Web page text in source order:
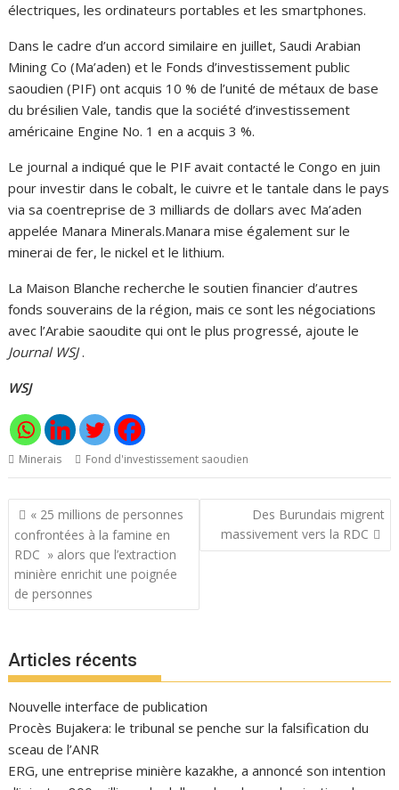
électriques, les ordinateurs portables et les smartphones.
Dans le cadre d’un accord similaire en juillet, Saudi Arabian
Mining Co (Ma’aden) et le Fonds d’investissement public
saoudien (PIF) ont acquis 10 % de l’unité de métaux de base
du brésilien Vale, tandis que la société d’investissement
américaine Engine No. 1 en a acquis 3 %.
Le journal a indiqué que le PIF avait contacté le Congo en juin
pour investir dans le cobalt, le cuivre et le tantale dans le pays
via sa coentreprise de 3 milliards de dollars avec Ma’aden
appelée Manara Minerals.Manara mise également sur le
minerai de fer, le nickel et le lithium.
La Maison Blanche recherche le soutien financier d’autres
fonds souverains de la région, mais ce sont les négociations
avec l’Arabie saoudite qui ont le plus progressé, ajoute le
Journal WSJ.
WSJ
Minerais Fond d'investissement saoudien
Navigation
de
l’article
« 25 millions de personnes
confrontées à la famine en
RDC » alors que l’extraction
minière enrichit une poignée
de personnes
Des Burundais migrent
massivement vers la RDC
Articles récents
Nouvelle interface de publication
Procès Bujakera: le tribunal se penche sur la falsification du
sceau de l’ANR
ERG, une entreprise minière kazakhe, a annoncé son intention